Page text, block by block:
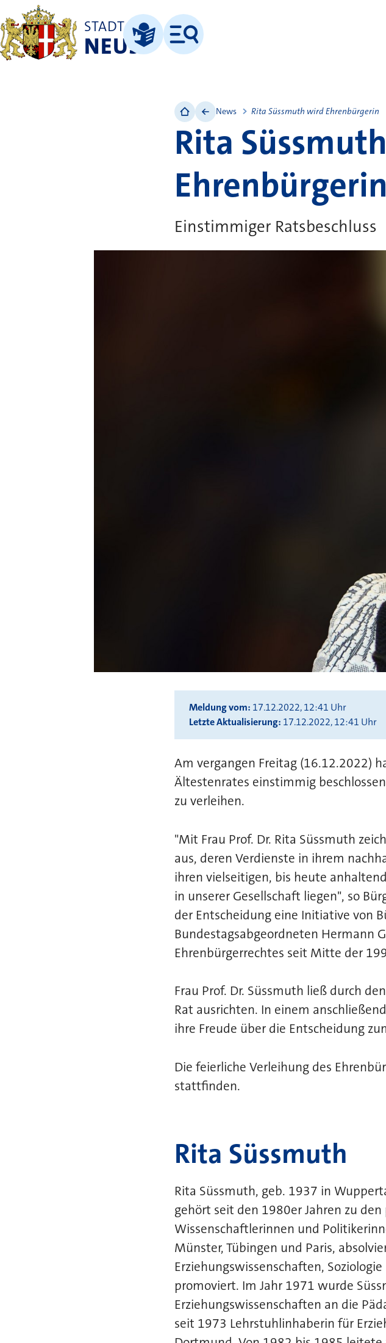
STADT
NEUSSLeichte Sprache
Menü
News Rita Süssmuth wird Ehrenbürgerin
Rita
Ehrenbürgerin
Einstimmiger Ratsbeschluss
Meldung vom 17.12.2022, 12:41 Uhr
Letzte Aktualisierung 17.12.2022, 12:41 Uhr
Am vergangen Freitag (16.12.2022)
Ältestenrates einstimmig
zu verleihen.
"Mit Frau Prof. Dr. Rita Süssmuth
aus, deren Verdienste in ihrem
ihren vielseitigen, bis heute
in unserer Gesellschaft liegen", so
der Entscheidung eine Initiative von
Bundestagsabgeordneten Hermann
Ehrenbürgerrechtes seit Mitte der
Frau Prof. Dr. Süssmuth ließ durch
Rat ausrichten. In einem
ihre Freude über die Entscheidung
Die feierliche Verleihung des
stattfinden.
Rita Süssmuth
Rita Süssmuth, geb. 1937 in
gehört seit den 1980er Jahren zu
Wissenschaftlerinnen und
Münster, Tübingen und Paris,
Erziehungswissenschaften,
promoviert. Im Jahr 1971 wurde
Erziehungswissenschaften an die
seit 1973 Lehrstuhlinhaberin für